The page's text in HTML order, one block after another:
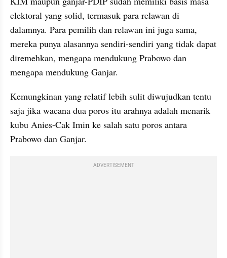
elektoral yang solid, termasuk para relawan di
dalamnya. Para pemilih dan relawan ini juga sama,
mereka punya alasannya sendiri-sendiri yang tidak dapat
diremehkan, mengapa mendukung Prabowo dan
mengapa mendukung Ganjar.
Kemungkinan yang relatif lebih sulit diwujudkan tentu
saja jika wacana dua poros itu arahnya adalah menarik
kubu Anies-Cak Imin ke salah satu poros antara
Prabowo dan Ganjar.
ADVERTISEMENT